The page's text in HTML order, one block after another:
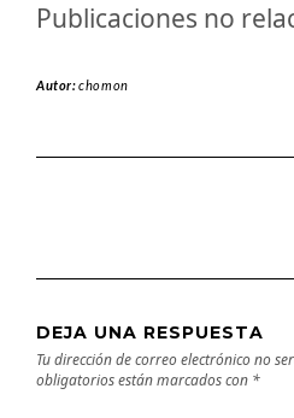
Publicaciones no
Autor:chomon
DEJA UNA RESPUESTA
Tu dirección de correo electrónico no
obligatorios están marcados con *